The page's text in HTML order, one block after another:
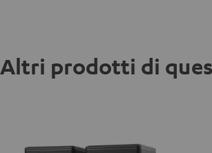
Altri prodotti di